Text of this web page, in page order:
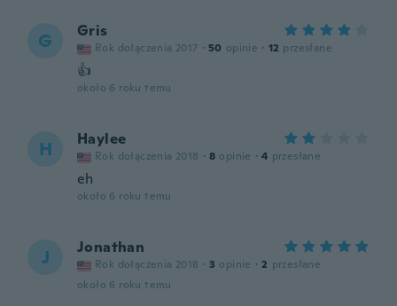
G Gris
Rok dołączenia 2017 · 50 opinie · 12 przesłane
👍
około 6 roku temu
H Haylee
Rok dołączenia 2018 · 8 opinie · 4 przesłane
eh
około 6 roku temu
J Jonathan
Rok dołączenia 2018 · 3 opinie · 2 przesłane
około 6 roku temu